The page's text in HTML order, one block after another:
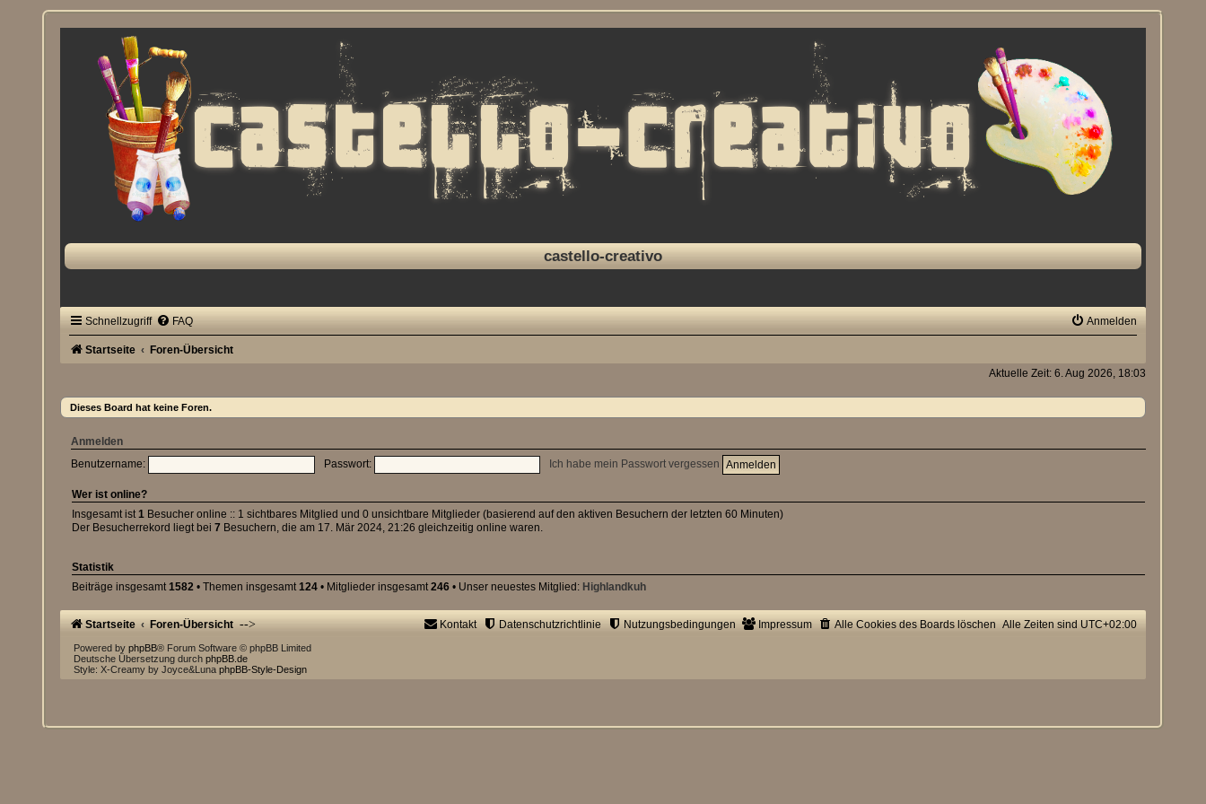
castello-creativo
Schnellzugriff FAQ Anmelden
Startseite
Foren-Übersicht
Aktuelle Zeit: 6. Aug 2026, 18:03
Dieses Board hat keine Foren.
Anmelden
Benutzername: Passwort: Ich habe mein Passwort vergessen
Wer ist online?
Insgesamt ist1 Besucher online :: 1 sichtbares Mitglied und 0 unsichtbare Mitglieder (basierend auf den aktiven Besuchern der letzten 60 Minuten)
Der Besucherrekord liegt bei7 Besuchern, die am 17. Mär 2024, 21:26 gleichzeitig online waren.
Statistik
Beiträge insgesamt1582 • Themen insgesamt124 • Mitglieder insgesamt246 • Unser neuestes Mitglied: Highlandkuh
Startseite Foren-Übersicht --> Alle Zeiten sind UTC+02:00
Alle Cookies des Boards löschen
Impressum
Nutzungsbedingungen
Datenschutzrichtlinie
Kontakt
Powered byphpBB® Forum Software © phpBB Limited
Deutsche Übersetzung durchphpBB.de
Style: X-Creamy by Joyce&LunaphpBB-Style-Design